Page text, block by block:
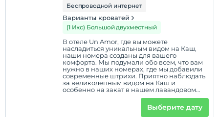
Домашние животные разрешены
Детям младше 16 лет не разрешается проживать в
этом учреждении.
Беспроводной интернет
Варианты кроватей
(1 Икс) Большой двухместный
В отеле Un Amor, где вы можете
насладиться уникальным видом на Каш,
наши номера созданы для вашего
комфорта. Мы подумали обо всем, что вам
нужно в наших номерах, где мы добавили
современные штрихи. Приятно наблюдать
за великолепным видом на Каш и
особенно на закат в нашем лавандовом
номере. Насладитесь видом на море в
нашем номере Lavender, расположенном
Выберите дату